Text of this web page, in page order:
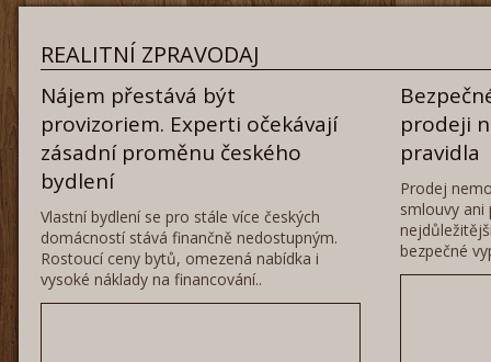
REALITNÍ ZPRAVODAJ
Nájem přestává být
provizoriem. Experti očekávají
zásadní proměnu českého
bydlení
Vlastní bydlení se pro stále více českých
domácností stává finančně nedostupným.
Rostoucí ceny bytů, omezená nabídka i
vysoké náklady na financování..
prodeji
pravidla
Prodej
smlouvy ani
bezpečné